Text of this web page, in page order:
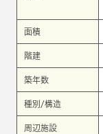
面積
階建
築年数
種別/構造
周辺施設